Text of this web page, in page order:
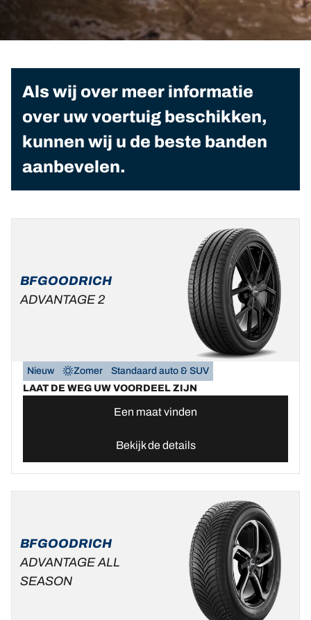
Als wij over meer informatie
over uw voertuig beschikken,
kunnen wij u de beste banden
aanbevelen.
BFGOODRICH
ADVANTAGE 2
Nieuw Zomer
Standaard auto & SUV
LAAT DE WEG UW VOORDEEL ZIJN
Een maat vinden
Bekijk de details
BFGOODRICH
ADVANTAGE ALL
SEASON